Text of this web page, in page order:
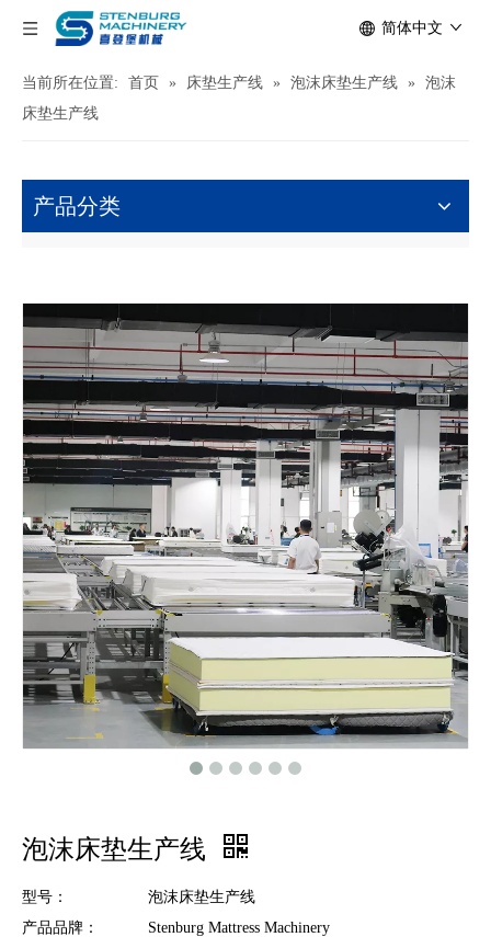
简体中文
当前所在位置: 首页 » 床垫生产线 » 泡沫床垫生产线 »
泡沫
床垫生产线
产品分类
泡沫床垫生产线
型号：
泡沫床垫生产线
产品品牌：
Stenburg Mattress Machinery